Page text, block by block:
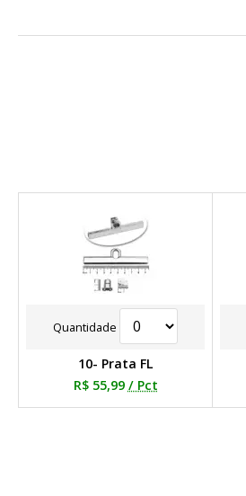
Quantidade
10- Prata FL
R$ 55,99 / Pct